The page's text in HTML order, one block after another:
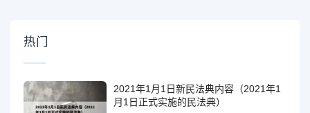
热门
2021年1月1日新民法典内容（2021年1
月1日正式实施的民法典）